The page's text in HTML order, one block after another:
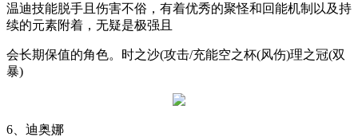
温迪技能脱手且伤害不俗，有着优秀的聚怪和回能机制以及持
续的元素附着，无疑是极强且
会长期保值的角色。时之沙(攻击/充能空之杯(风伤)理之冠(双
暴)
6 、迪奥娜